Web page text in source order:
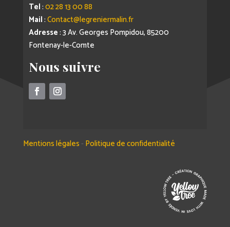
Tel:02 28 13 00 88
Mail:Contact@legreniermalin.fr
Adresse: 3 Av. Georges Pompidou, 85200
Fontenay-le-Comte
Nous suivre
Mentions légales - Politique de confidentialité